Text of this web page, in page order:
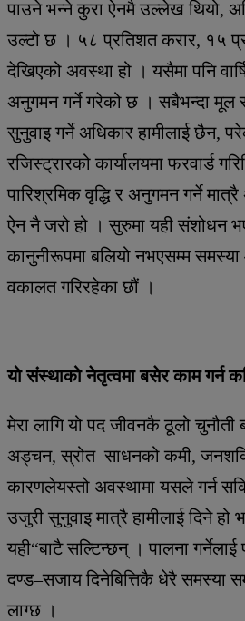
पाउने भन्ने कुरा ऐनमै उल्लेख थियो,
उल्टो छ । ५८ प्रतिशत करार, १५
देखिएको अवस्था हो । यसैमा पनि
अनुगमन गर्ने गरेको छ । सबैभन्दा मूल
सुनुवाइ गर्ने अधिकार हामीलाई छैन,
रजिस्ट्रारको कार्यालयमा फरवार्ड
पारिश्रमिक वृद्धि र अनुगमन गर्ने
ऐन नै जरो हो । सुरुमा यही संशोधन
कानुनीरूपमा बलियो नभएसम्म
वकालत गरिरहेका छौं ।
यो संस्थाको नेतृत्वमा बसेर काम गर्न
मेरा लागि यो पद जीवनकै ठूलो चुनौती
अड्चन, स्रोत–साधनको कमी,
कारणलेयस्तो अवस्थामा यसले गर्न
उजुरी सुनुवाइ मात्रै हामीलाई दिने हो
यही“बाटै सल्टिन्छन् । पालना गर्नेलाई
दण्ड–सजाय दिनेबित्तिकै धेरै समस्या
लाग्छ ।